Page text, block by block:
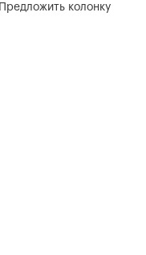
Предложить колонку